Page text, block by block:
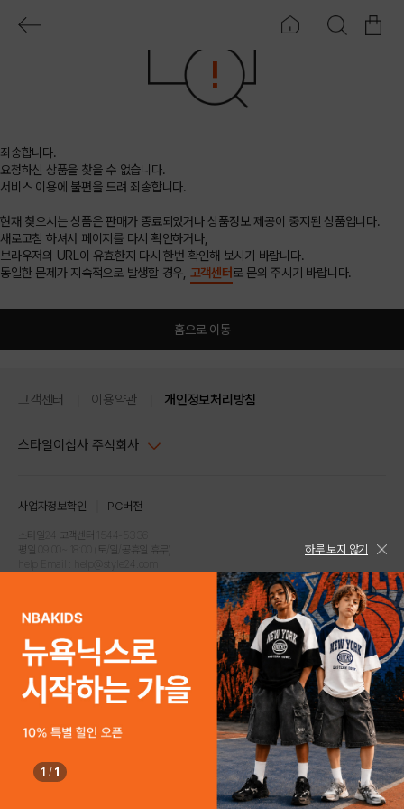
죄송합니다.
요청하신 상품을 찾을 수 없습니다.
서비스 이용에 불편을 드려 죄송합니다.
현재 찾으시는 상품은 판매가 종료되었거나 상품정보 제공이 중지된 상품입니다.
새로고침 하셔서 페이지를 다시 확인하거나,
브라우저의 URL이 유효한지 다시 한번 확인해 보시기 바랍니다.
동일한 문제가 지속적으로 발생할 경우, 고객센터 로 문의 주시기 바랍니다.
홈으로 이동
고객센터 이용약관 개인정보처리방침
스타일이십사 주식회사
주소 : 서울시 강남구 논현로 633, 6층 (논현동, 한세엠케이빌딩)
사업자등록번호 : 116-81-32499
통신판매업신고번호 : 제 2024-서울강남-04239
고객센터 1544-5336(평일 09:00~ 18:00 토/일/공휴일 휴무)
사업자정보확인 PC버전
스타일24 고객센터 1544-5336
평일 09:00~ 18:00 (토/일/공휴일 휴무)
COPYRIGHTⓒ2021 STYLE24 ALL RIGHTS RESERVED.
하루 보지 않기
1 / 1